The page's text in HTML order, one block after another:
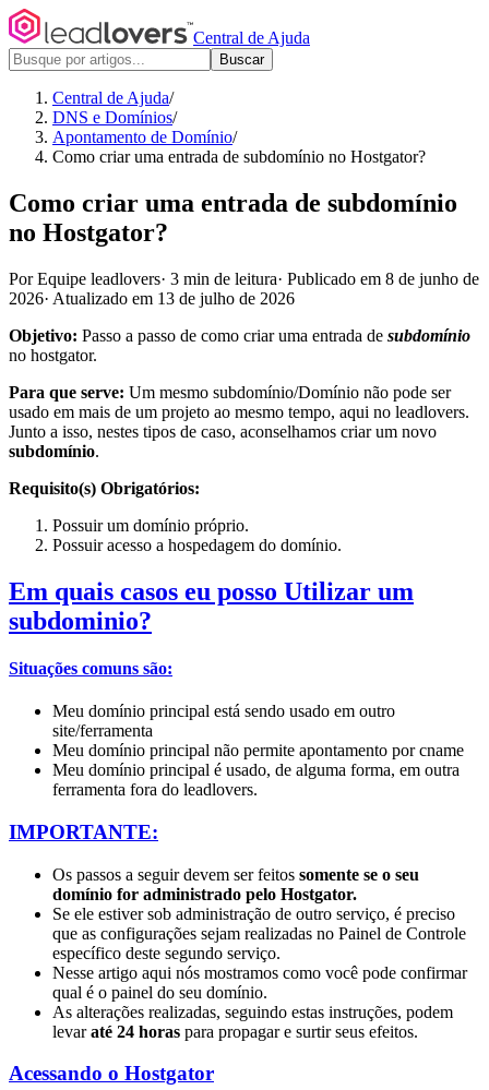
Central de Ajuda
Buscar
Central de Ajuda/
DNS e Domínios/
Apontamento de Domínio/
Como criar uma entrada de subdomínio no Hostgator?
Como criar uma entrada de subdomínio
no Hostgator?
Por Equipe leadlovers· 3 min de leitura· Publicado em 8 de junho de
2026· Atualizado em 13 de julho de 2026
Objetivo: Passo a passo de como criar uma entrada de subdomínio
no hostgator.
Para que serve: Um mesmo subdomínio/Domínio não pode ser
usado em mais de um projeto ao mesmo tempo, aqui no leadlovers.
Junto a isso, nestes tipos de caso, aconselhamos criar um novo
subdomínio.
Requisito(s) Obrigatórios:
Possuir um domínio próprio.
Possuir acesso a hospedagem do domínio.
Em quais casos eu posso Utilizar um
subdominio?
Situações comuns são:
Meu domínio principal está sendo usado em outro
site/ferramenta
Meu domínio principal não permite apontamento por cname
Meu domínio principal é usado, de alguma forma, em outra
ferramenta fora do leadlovers.
IMPORTANTE:
Os passos a seguir devem ser feitos somente se o seu
domínio for administrado pelo Hostgator.
Se ele estiver sob administração de outro serviço, é preciso
que as configurações sejam realizadas no Painel de Controle
específico deste segundo serviço.
Nesse artigo aqui nós mostramos como você pode confirmar
qual é o painel do seu domínio.
As alterações realizadas, seguindo estas instruções, podem
levaraté 24 horas para propagar e surtir seus efeitos.
Acessando o Hostgator